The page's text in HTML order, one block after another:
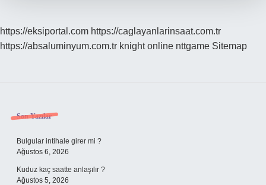
https://eksiportal.com https://caglayanlarinsaat.com.tr
https://absaluminyum.com.tr knight online nttgame Sitemap
Sidebar
Son Yazılar
Bulgular intihale girer mi ?
Ağustos 6, 2026
Kuduz kaç saatte anlaşılır ?
Ağustos 5, 2026